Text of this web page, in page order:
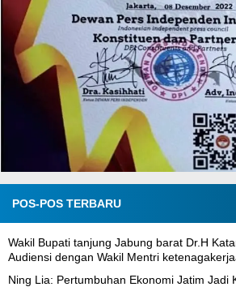
POS-POS TERBARU
Wakil Bupati tanjung Jabung barat Dr.H
Audiensi dengan Wakil Mentri
Ning Lia: Pertumbuhan Ekonomi Jatim Jadi